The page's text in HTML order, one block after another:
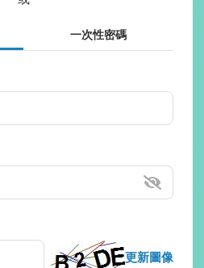
一次性密碼
更新圖像